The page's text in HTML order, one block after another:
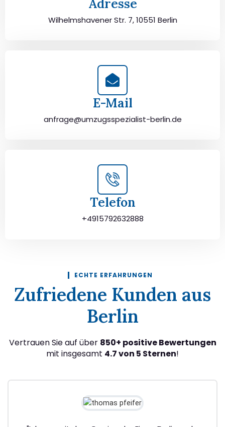
Adresse
Wilhelmshavener Str. 7, 10551 Berlin
E-Mail
anfrage@umzugsspezialist-berlin.de
Telefon
+4915792632888
ECHTE ERFAHRUNGEN
Zufriedene Kunden aus
Berlin
Vertrauen Sie auf über 850+ positive Bewertungen
mit insgesamt 4.7 von 5 Sternen!